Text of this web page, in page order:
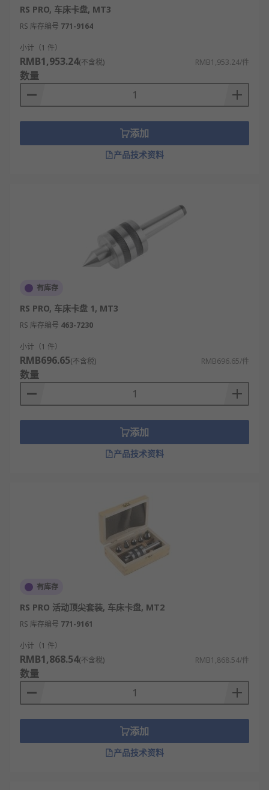
分度头夹具：用于工件的旋转定位，配合分度
头使用，实现工件的多角度加工。
组合夹具：由多个可拆卸的夹具元件组成，可
根据需要灵活组合，适用于复杂或特殊工件的
加工。
车床夹具的应用
数控加工：用于精密零件的加工，确保尺寸和
形状精度。
汽车制造：用于汽车零件如发动机缸体、曲轴
航空航天：用于制造飞机、火箭等航空航天器
的高精度零件。
的医疗器械部件。
件，确保船体的结构和性能。
RS 欧时为您提供了不同品牌的车床夹具，如
等多款不同规格、型号的产品供您挑选，从而满足不
同的应用场景需求。
的车床夹具及相关产品，订购现货
24小时内发货，线上下单满额免运费。
RS PRO, 车床卡盘, MT3
RS 库存编号 771-9164
小计（1 件）
RMB1,953.24(不含税) RMB1,953.24/件
数量
添加
产品技术资料
有库存
RS PRO, 车床卡盘 1, MT3
RS 库存编号 463-7230
小计（1 件）
RMB696.65(不含税) RMB696.65/件
数量
添加
产品技术资料
有库存
RS PRO 活动顶尖套装, 车床卡盘, MT2
RS 库存编号 771-9161
小计（1 件）
RMB1,868.54(不含税) RMB1,868.54/件
数量
添加
产品技术资料